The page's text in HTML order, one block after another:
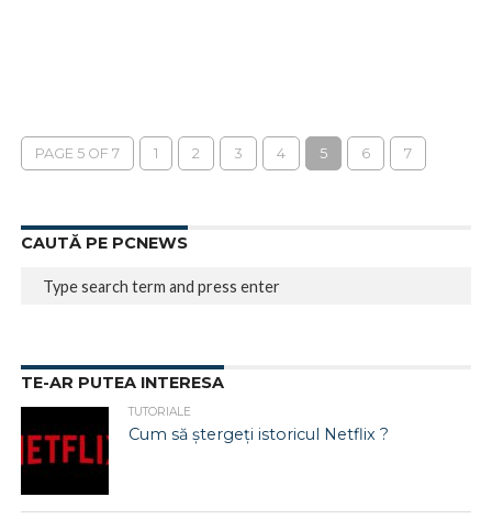
PAGE 5 OF 7 1 2 3 4 5 6 7
CAUTĂ PE PCNEWS
TE-AR PUTEA INTERESA
TUTORIALE
Cum să ștergeți istoricul Netflix ?